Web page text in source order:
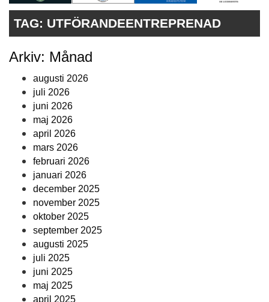
ANNONSERA
TAG: UTFÖRANDEENTREPRENAD
Arkiv: Månad
augusti 2026
juli 2026
juni 2026
maj 2026
april 2026
mars 2026
februari 2026
januari 2026
december 2025
november 2025
oktober 2025
september 2025
augusti 2025
juli 2025
juni 2025
maj 2025
april 2025